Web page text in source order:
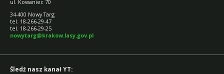
ul. Kowaniec 70
34-400 Nowy Targ
tel. 18-266-29-47
tel. 18-266-29-25
nowytarg@krakow.lasy.gov.pl
Śledź nasz kanał YT: